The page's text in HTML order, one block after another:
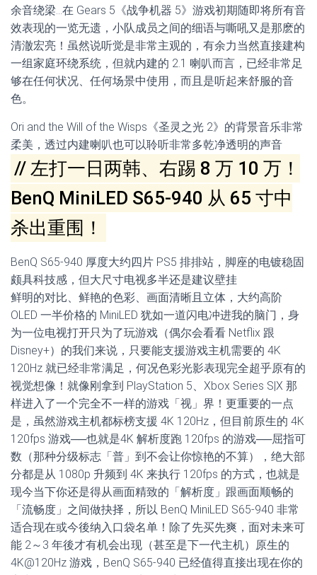
余音绕梁…在 Gears 5《战争机器 5》游戏初期随即将所有音
效表现的一览无遗，小队成员之间的细语与嘶吼又是那麽的
清澈宏亮！虽然说听觉是非常主观的，有余力当然直接建构
一组家庭环绕系统，但就内建的 2.1 喇叭而言，已经非常足
够在任何状况、任何场景中使用，而且是听起来舒服的音
色。
Ori and the Will of the Wisps《圣灵之光 2》的背景音乐非常
柔美，透过内建喇叭也可以聆听非常多乾净透明的声音
// 左打一日两韩、右踢 8 万 10 万！
BenQ MiniLED S65-940 从 65 寸中
杀出重围！
BenQ S65-940 厚度大约四片 PS5 排排站，脚座的电镀稳固
颇具科技感，但大尺寸电视多半还是建议壁挂
鲜明的对比、鲜艳的色彩、画面清晰且立体，大约高阶
OLED 一半价格的 MiniLED 犹如一道闪电冲进我的脑门，身
为一位电视打开只为了玩游戏（偶尔会看看 Netflix 跟
Disney+）的我们来说，只要能支援游戏主机需要的 4K
120Hz 就已经非常满足，何况色彩光影表现完全超乎原有的
视觉想像！就像刚拿到 PlayStation 5、Xbox Series S|X 那
样进入了一个完全不一样的游戏「视」界！更重要的一点
是，虽然游戏主机都标榜支援 4K 120Hz，但目前原生的 4K
120fps 游戏──也就是4K 解析度跑 120fps 的游戏──屈指可
数（那种分级标志「普」到不会让你惊艳的不算），绝大部
分都是从 1080p 升频到 4K 来执行 120fps 的方式，也就是
现今当下你还是得从画面精致的「解析度」跟画面顺畅的
「流畅度」之间做抉择，所以 BenQ MiniLED S65-940 非常
适合现在或今後纳入口袋名单！除了先买先爽，面对未来可
能 2～3 年後才有机会出现（甚至是下一代主机）原生的
4K@120Hz 游戏，BenQ S65-940 已经值得直接出现在你的